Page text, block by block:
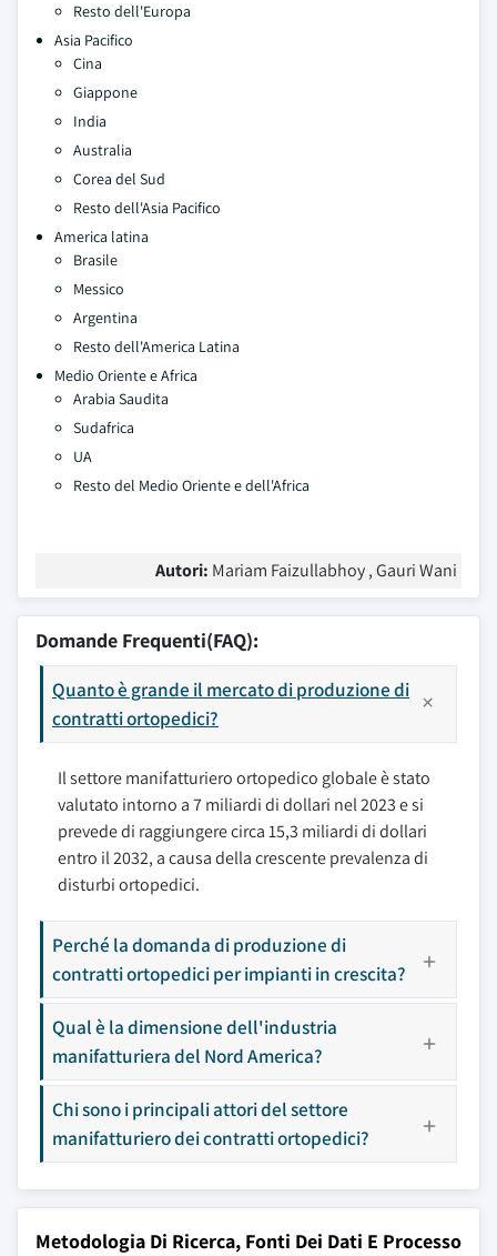
Resto dell'Europa
Asia Pacifico
Cina
Giappone
India
Australia
Corea del Sud
Resto dell'Asia Pacifico
America latina
Brasile
Messico
Argentina
Resto dell'America Latina
Medio Oriente e Africa
Arabia Saudita
Sudafrica
UA
Resto del Medio Oriente e dell'Africa
Autori: Mariam Faizullabhoy , Gauri Wani
Domande Frequenti(FAQ):
Quanto è grande il mercato di produzione di
contratti ortopedici?
Il settore manifatturiero ortopedico globale è stato
valutato intorno a 7 miliardi di dollari nel 2023 e si
prevede di raggiungere circa 15,3 miliardi di dollari
entro il 2032, a causa della crescente prevalenza di
disturbi ortopedici.
Perché la domanda di produzione di
contratti ortopedici per impianti in crescita?
Qual è la dimensione dell'industria
manifatturiera del Nord America?
Chi sono i principali attori del settore
manifatturiero dei contratti ortopedici?
Metodologia Di Ricerca, Fonti Dei Dati E Processo